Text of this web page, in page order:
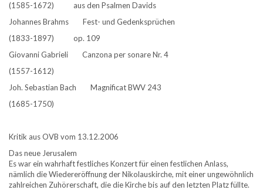
(1585-1672) aus den Psalmen Davids
Johannes Brahms Fest- und Gedenksprüchen
(1833-1897) op. 109
Giovanni Gabrieli Canzona per sonare Nr. 4
(1557-1612)
Joh. Sebastian Bach Magnificat BWV 243
(1685-1750)
Kritik aus OVB vom 13.12.2006
Das neue Jerusalem
Es war ein wahrhaft festliches Konzert für einen festlichen Anlass,
nämlich die Wiedereröffnung der Nikolauskirche, mit einer ungewöhnlich
zahlreichen Zuhörerschaft, die die Kirche bis auf den letzten Platz füllte.